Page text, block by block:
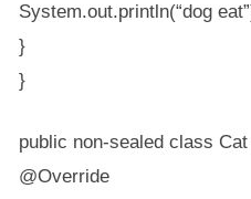
System.out.println(“dog
}
}
public non-sealed class
@Override